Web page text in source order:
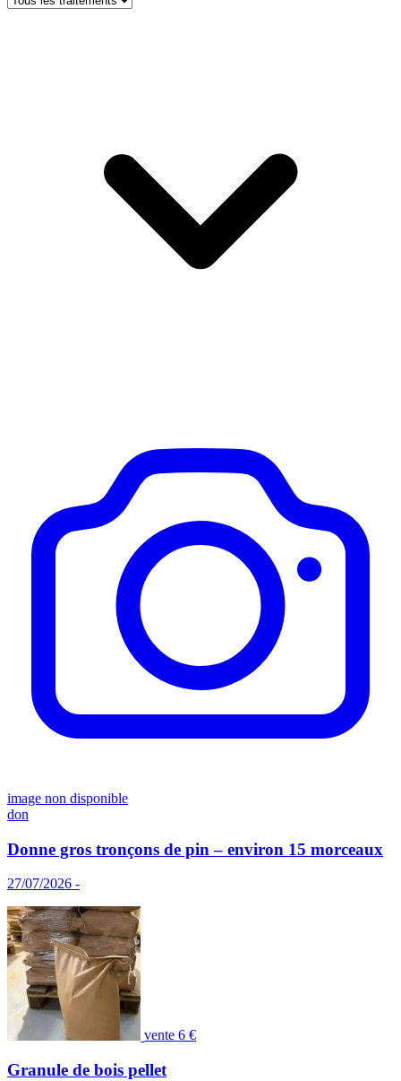
image non disponible
don
Donne gros tronçons de pin – environ 15 morceaux
27/07/2026 -
vente6 €
Granule de bois pellet